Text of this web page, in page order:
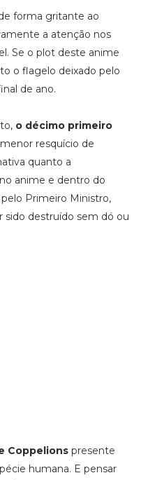
forma gritante ao
a atenção nos
Se o plot deste anime
o flagelo deixado pelo
de ano.
o décimo primeiro
resquício de
quanto a
anime e dentro do
Primeiro Ministro,
destruído sem dó ou
Coppelions presente
humana. E pensar